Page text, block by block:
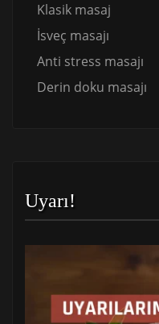
Klasik masaj
İsveç masajı
Anti stress masajı
Derin doku masajı
Uyarı!